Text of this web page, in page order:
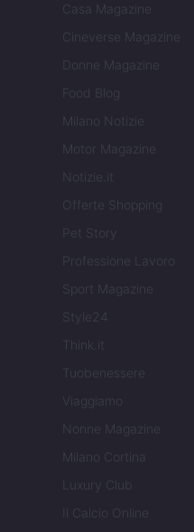
Casa Magazine
Cineverse Magazine
Donne Magazine
Food Blog
Milano Notizie
Motor Magazine
Notizie.it
Offerte Shopping
Pet Story
Professione Lavoro
Sport Magazine
Style24
Think.it
Tuobenessere
Viaggiamo
Nonne Magazine
Milano Cortina
Luxury Club
Il Calcio Online